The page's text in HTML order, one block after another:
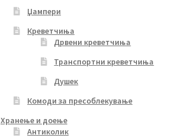
Џампери
Креветчиња
Дрвени креветчиња
Транспортни креветчиња
Душек
Комоди за пресоблекување
Хранење и доење
Антиколик